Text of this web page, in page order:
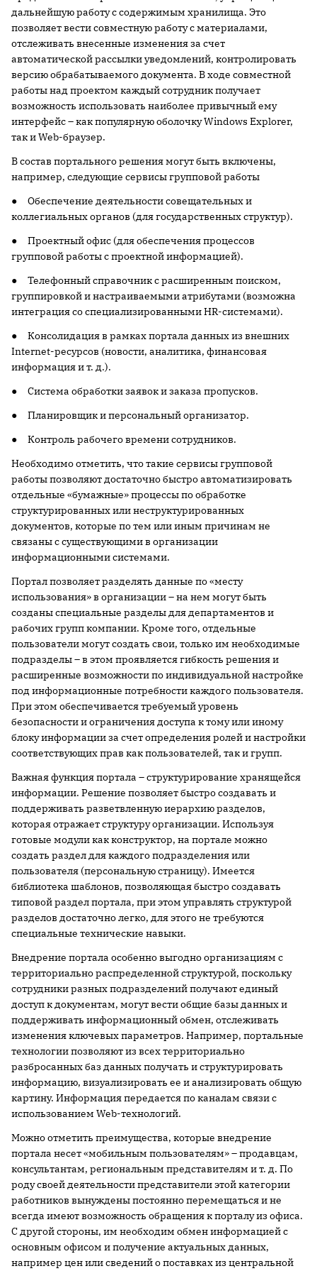
дальнейшую работу с содержимым хранилища. Это
позволяет вести совместную работу с материалами,
отслеживать внесенные изменения за счет
автоматической рассылки уведомлений, контролировать
версию обрабатываемого документа. В ходе совместной
работы над проектом каждый сотрудник получает
возможность использовать наиболее привычный ему
интерфейс – как популярную оболочку Windows Explorer,
так и Web-браузер.
В состав портального решения могут быть включены,
например, следующие сервисы групповой работы
● Обеспечение деятельности совещательных и
коллегиальных органов (для государственных структур).
● Проектный офис (для обеспечения процессов
групповой работы с проектной информацией).
● Телефонный справочник с расширенным поиском,
группировкой и настраиваемыми атрибутами (возможна
интеграция со специализированными HR-системами).
● Консолидация в рамках портала данных из внешних
Internet-ресурсов (новости, аналитика, финансовая
информация и т. д.).
● Система обработки заявок и заказа пропусков.
● Планировщик и персональный организатор.
● Контроль рабочего времени сотрудников.
Необходимо отметить, что такие сервисы групповой
работы позволяют достаточно быстро автоматизировать
отдельные «бумажные» процессы по обработке
структурированных или неструктурированных
документов, которые по тем или иным причинам не
связаны с существующими в организации
информационными системами.
Портал позволяет разделять данные по «месту
использования» в организации – на нем могут быть
созданы специальные разделы для департаментов и
рабочих групп компании. Кроме того, отдельные
пользователи могут создать свои, только им необходимые
подразделы – в этом проявляется гибкость решения и
расширенные возможности по индивидуальной настройке
под информационные потребности каждого пользователя.
При этом обеспечивается требуемый уровень
безопасности и ограничения доступа к тому или иному
блоку информации за счет определения ролей и настройки
соответствующих прав как пользователей, так и групп.
Важная функция портала – структурирование хранящейся
информации. Решение позволяет быстро создавать и
поддерживать разветвленную иерархию разделов,
которая отражает структуру организации. Используя
готовые модули как конструктор, на портале можно
создать раздел для каждого подразделения или
пользователя (персональную страницу). Имеется
библиотека шаблонов, позволяющая быстро создавать
типовой раздел портала, при этом управлять структурой
разделов достаточно легко, для этого не требуются
специальные технические навыки.
Внедрение портала особенно выгодно организациям с
территориально распределенной структурой, поскольку
сотрудники разных подразделений получают единый
доступ к документам, могут вести общие базы данных и
поддерживать информационный обмен, отслеживать
изменения ключевых параметров. Например, портальные
технологии позволяют из всех территориально
разбросанных баз данных получать и структурировать
информацию, визуализировать ее и анализировать общую
картину. Информация передается по каналам связи с
использованием Web-технологий.
Можно отметить преимущества, которые внедрение
портала несет «мобильным пользователям» – продавцам,
консультантам, региональным представителям и т. д. По
роду своей деятельности представители этой категории
работников вынуждены постоянно перемещаться и не
всегда имеют возможность обращения к порталу из офиса.
С другой стороны, им необходим обмен информацией с
основным офисом и получение актуальных данных,
например цен или сведений о поставках из центральной